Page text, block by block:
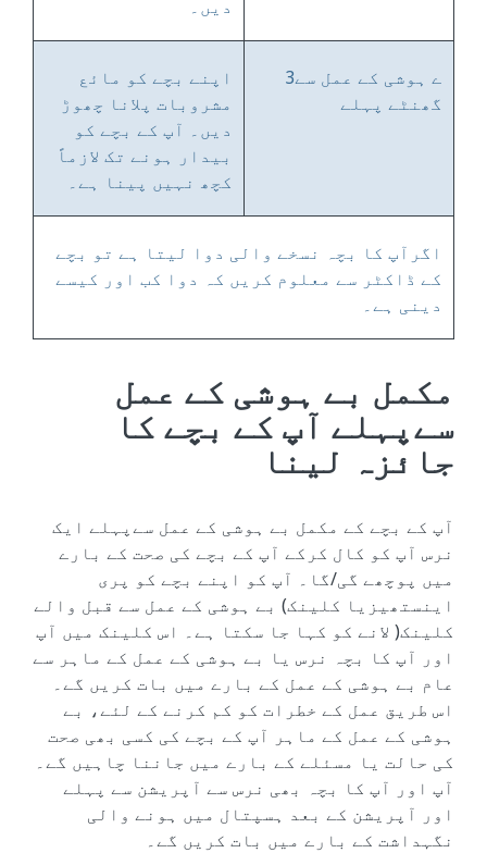
دیں۔
ے ہوشی کے عمل سے3
گھنٹے پہلے
اپنے بچے کو مائع
مشروبات پلانا چھوڑ
دیں۔ آپ کے بچے کو
بیدار ہونے تک لازماً
کچھ نہیں پینا ہے۔
اگرآپ کا بچہ نسخے والی دوا لیتا ہے تو بچے
کے ڈاکٹر سے معلوم کریں کہ دوا کب اور کیسے
دینی ہے۔
مکمل بے ہوشی کے عمل
سےپہلے آپ کے بچے کا
جائزہ لینا
آپ کے بچے کے مکمل بے ہوشی کے عمل سےپہلے ایک
نرس آپ کو کال کرکے آپ کے بچے کی صحت کے بارے
میں پوچھے گی/گا۔ آپ کو اپنے بچے کو پری
اینستھیزیا کلینک) بے ہوشی کے عمل سے قبل والے
کلینک( لانے کو کہا جا سکتا ہے۔ اس کلینک میں آپ
اور آپ کا بچہ نرس یا بے ہوشی کے عمل کے ماہر سے
عام بے ہوشی کے عمل کے بارے میں بات کریں گے۔
اس طریق عمل کے خطرات کو کم کرنے کے لئے، بے
ہوشی کے عمل کے ماہر آپ کے بچے کی کسی بھی صحت
کی حالت یا مسئلے کے بارے میں جاننا چاہیں گے۔
آپ اور آپ کا بچہ بھی نرس سے آپریشن سے پہلے
اور آپریشن کے بعد ہسپتال میں ہونے والی
نگہداشت کے بارے میں بات کریں گے۔